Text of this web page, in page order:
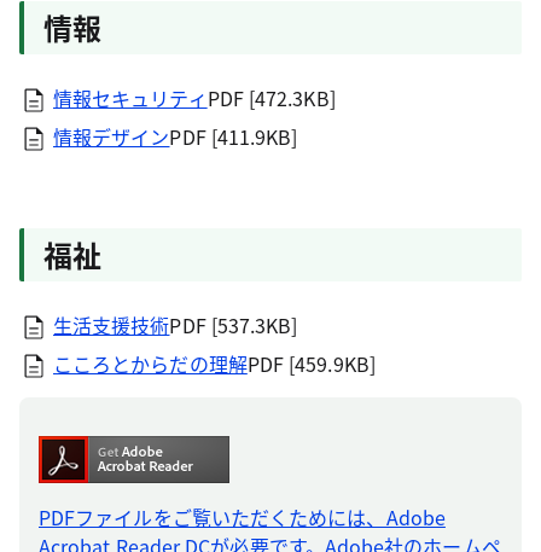
情報
情報セキュリティPDF [472.3KB]
情報デザインPDF [411.9KB]
福祉
生活支援技術PDF [537.3KB]
こころとからだの理解PDF [459.9KB]
PDFファイルをご覧いただくためには、Adobe
Acrobat Reader DCが必要です。Adobe社のホームペ